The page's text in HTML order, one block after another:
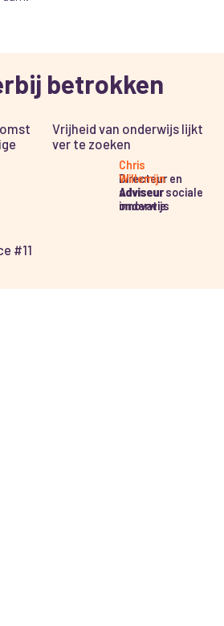
betrokken
Vrijheid van onderwijs lijkt
ver te zoeken
Chris
Directeur en
adviseur sociale
innovatie
Willemijn
Adviseur
onderwijs
#11